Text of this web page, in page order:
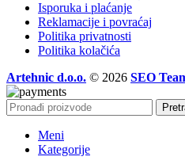
Isporuka i plaćanje
Reklamacije i povraćaj
Politika privatnosti
Politika kolačića
Artehnic d.o.o. © 2026 SEO
Meni
Kategorije